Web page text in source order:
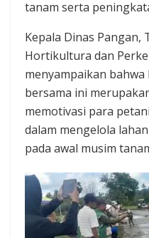
tanam serta
Kepala Dinas Pangan,
Hortikultura dan
menyampaikan
bersama ini
memotivasi para
dalam mengelola
pada awal musim